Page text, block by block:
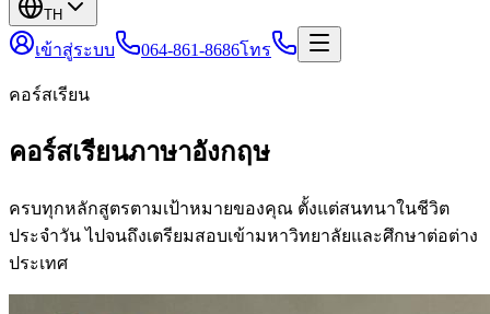
TH
เข้าสู่ระบบ 064-861-8686โทร
คอร์สเรียน
คอร์สเรียนภาษาอังกฤษ
ครบทุกหลักสูตรตามเป้าหมายของคุณ ตั้งแต่สนทนาในชีวิต
ประจำวัน ไปจนถึงเตรียมสอบเข้ามหาวิทยาลัยและศึกษาต่อต่าง
ประเทศ